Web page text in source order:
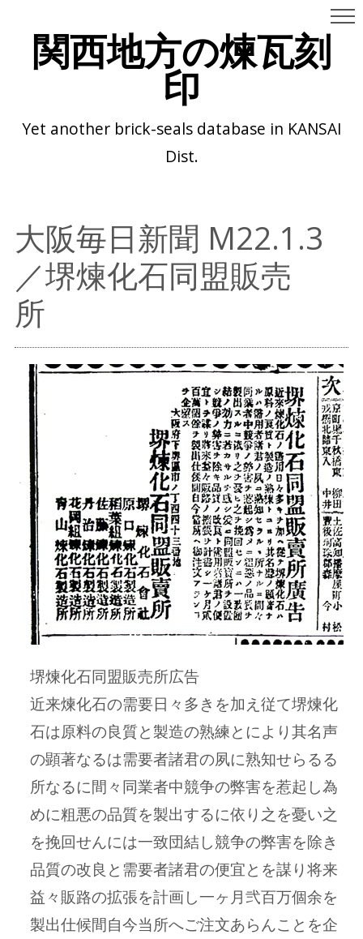
関西地方の煉瓦刻
印
Yet another brick-seals database in KANSAI
Dist.
大阪毎日新聞 M22.1.3
／堺煉化石同盟販売
所
堺煉化石同盟販売所広告
近来煉化石の需要日々多きを加え従て堺煉化
石は原料の良質と製造の熟練とにより其名声
の顕著なるは需要者諸君の夙に熟知せらるる
所なるに間々同業者中競争の弊害を惹起し為
めに粗悪の品質を製出するに依り之を憂い之
を挽回せんには一致団結し競争の弊害を除き
品質の改良と需要者諸君の便宜とを謀り将来
益々販路の拡張を計画し一ヶ月弐百万個余を
製出仕候間自今当所へご注文あらんことを企